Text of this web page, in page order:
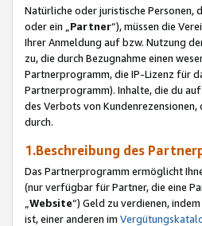
Natürliche oder juristische Personen,
oder ein „Partner“), müssen die
Ihrer Anmeldung auf bzw. Nutzung
zu, die durch Bezugnahme einen
Partnerprogramm, die IP-Lizenz für
Partnerprogramm). Inhalte, die du
des Verbots von
durch.
1.Beschreibung des
Das Partnerprogramm ermöglicht
(nur verfügbar für Partner, die eine
Website“) Geld zu verdienen,
ist, einer anderen im